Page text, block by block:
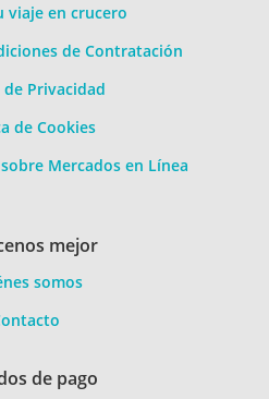
viaje en crucero
de Contratación
Privacidad
de Cookies
Mercados en Línea
mejor
somos
de pago